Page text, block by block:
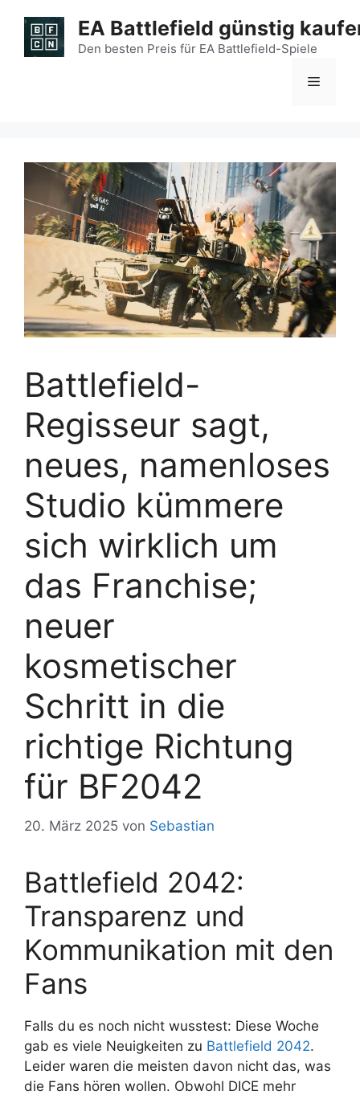
Inhalt
springen
EA Battlefield günstig
Den besten Preis für EA Battlefield-Spiele
Menü
Battlefield-
Regisseur sagt,
neues, namenloses
Studio kümmere
sich wirklich um
das Franchise;
neuer
kosmetischer
Schritt in die
richtige Richtung
für BF2042
20. März 2025 von Sebastian
Battlefield 2042:
Transparenz und
Kommunikation mit den
Fans
Falls du es noch nicht wusstest: Diese Woche
gab es viele Neuigkeiten zu Battlefield 2042.
Leider waren die meisten davon nicht das, was
die Fans hören wollen. Obwohl DICE mehr